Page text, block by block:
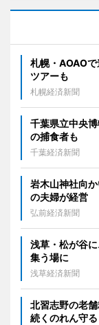
札幌・AOAO
ツアーも
札幌経済新聞
千葉県立中央
の捕食者も
千葉経済新聞
岩木山神社向
の夫婦が経営
弘前経済新聞
浅草・松が谷
集う場に
浅草経済新聞
北習志野の老
続くのれん守る